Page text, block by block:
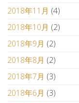
2018年11月 (4)
2018年10月 (2)
2018年9月 (2)
2018年8月 (2)
2018年7月 (3)
2018年6月 (3)